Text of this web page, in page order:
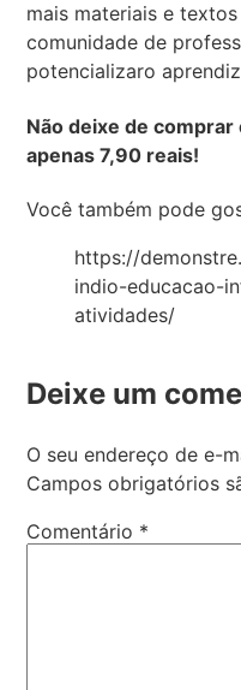
mais materiais e
comunidade de
potencializaro
Não deixe de comprar
apenas 7,90 reais!
Você também pode
https://
indio-educacao-
atividades/
Deixe um
O seu endereço de e-
Campos obrigatórios
Comentário *